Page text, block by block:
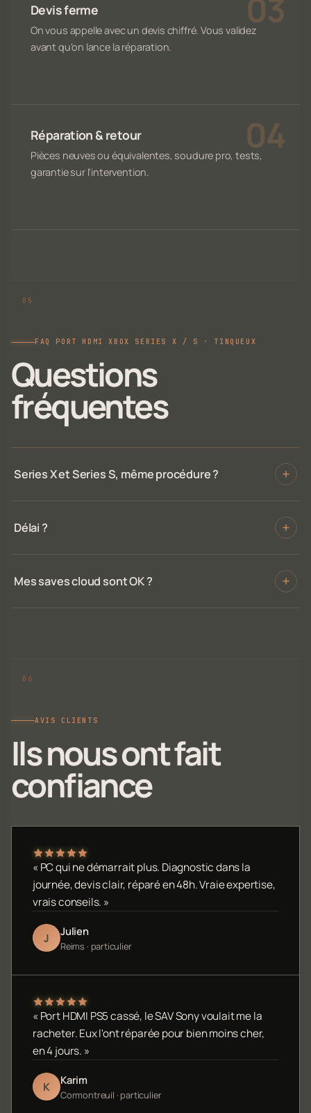
Devis ferme
On vous appelle avec un devis chiffré. Vous validez
avant qu'on lance la réparation.
Réparation & retour
Pièces neuves ou équivalentes, soudure pro, tests,
garantie sur l'intervention.
FAQ PORT HDMI XBOX SERIES X / S · TINQUEUX
Questions
fréquentes
Series X et Series S, même procédure ?
Délai ?
Mes saves cloud sont OK ?
AVIS CLIENTS
Ils nous ont fait
confiance
« PC qui ne démarrait plus. Diagnostic dans la
journée, devis clair, réparé en 48h. Vraie expertise,
vrais conseils. »
J Julien
Reims · particulier
« Port HDMI PS5 cassé, le SAV Sony voulait me la
racheter. Eux l'ont réparée pour bien moins cher,
en 4 jours. »
K Karim
Cormontreuil · particulier